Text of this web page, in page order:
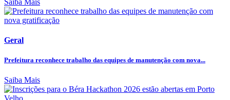
Geral
Prefeitura reconhece trabalho das equipes de manutenção com nova...
Saiba Mais